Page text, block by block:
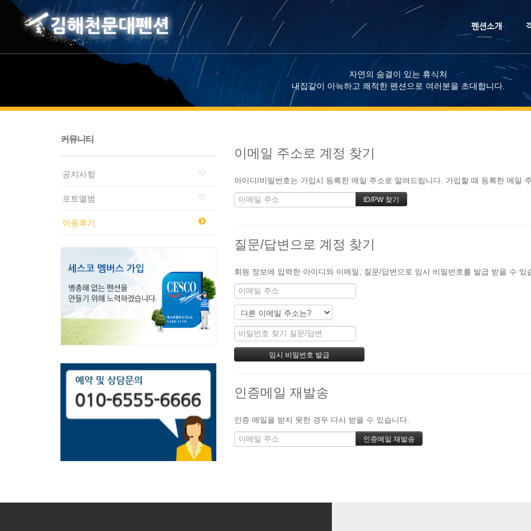
메뉴 건너뛰기
펜션소개
자연의 숨결이 있는 휴식처
내집같이 아늑하고 쾌적한 펜션으로 여러분을 초대합니다.
커뮤니티
공지사항
포토앨범
이용후기
이메일 주소로 계정 찾기
아이디/비밀번호는 가입시 등록한 메일 주소로 알려드립니다. 가입할 때 등록한 메일
질문/답변으로 계정 찾기
회원 정보에 입력한 아이디와 이메일, 질문/답변으로 임시 비밀번호를 발급 받을 수 있
인증메일 재발송
인증 메일을 받지 못한 경우 다시 받을 수 있습니다.